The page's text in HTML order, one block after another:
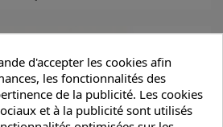
d'accepter les cookies afin
les fonctionnalités des
de la publicité. Les cookies
et à la publicité sont utilisés